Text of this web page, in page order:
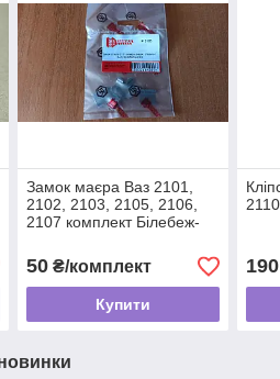
Замок маєра Ваз 2101,
2102, 2103, 2105, 2106,
2107 комплект Білебеж-
50₴/комплект
Купити
190